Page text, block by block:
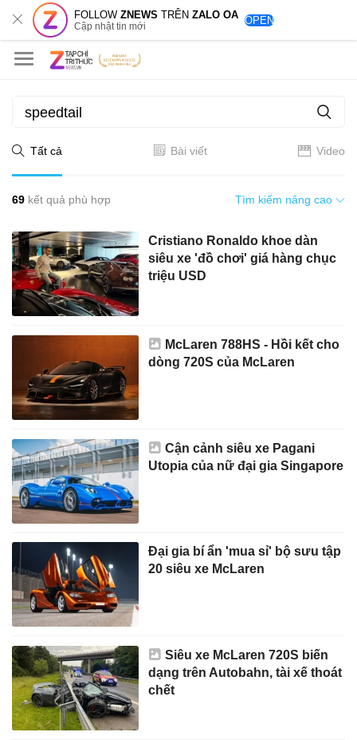
FOLLOWZNEWS TRÊNZALO OA
Cập nhật tin mới OPEN
Tất cả Bài viết Video
69 kết quả phù hợp Tìm kiếm nâng cao
Cristiano Ronaldo khoe dàn
siêu xe 'đồ chơi' giá hàng chục
triệu USD
McLaren 788HS - Hồi kết cho
dòng 720S của McLaren
Cận cảnh siêu xe Pagani
Utopia của nữ đại gia Singapore
Đại gia bí ẩn 'mua sỉ' bộ sưu tập
20 siêu xe McLaren
Siêu xe McLaren 720S biến
dạng trên Autobahn, tài xế thoát
chết